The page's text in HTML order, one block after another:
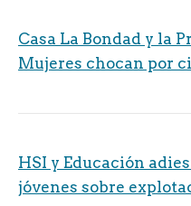
Casa La Bondad y la
Mujeres chocan por
HSI y Educación
jóvenes sobre